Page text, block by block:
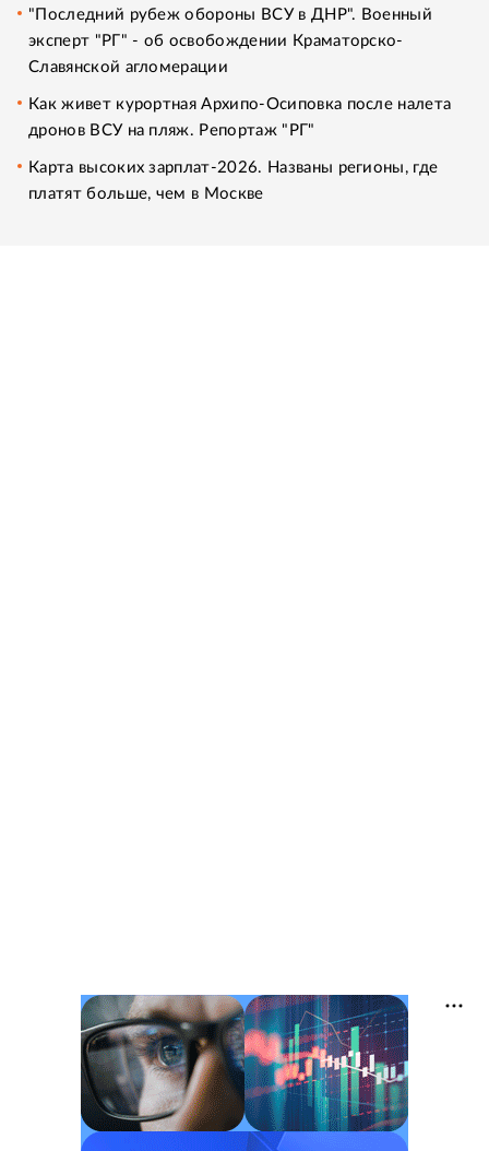
"Последний рубеж обороны ВСУ в ДНР". Военный
эксперт "РГ" - об освобождении Краматорско-
Славянской агломерации
Как живет курортная Архипо-Осиповка после налета
дронов ВСУ на пляж. Репортаж "РГ"
Карта высоких зарплат-2026. Названы регионы, где
платят больше, чем в Москве